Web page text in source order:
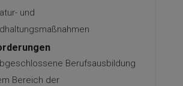
und
Berufsausbildung
Bereich der